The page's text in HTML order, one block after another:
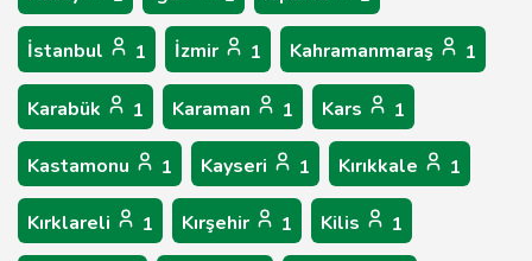
İstanbul 1 İzmir 1 Kahramanmaraş 1
Karabük 1 Karaman 1 Kars 1
Kastamonu 1 Kayseri 1 Kırıkkale 1
Kırklareli 1 Kırşehir 1 Kilis 1